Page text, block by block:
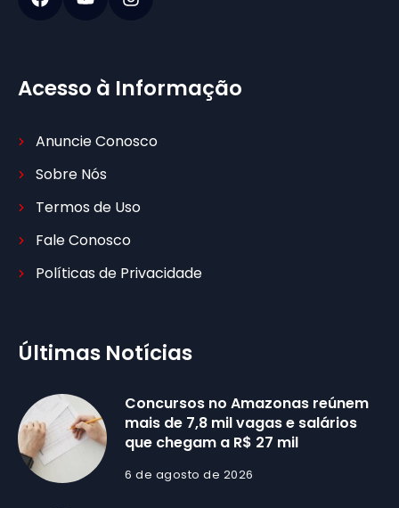
Acesso à Informação
Anuncie Conosco
Sobre Nós
Termos de Uso
Fale Conosco
Políticas de Privacidade
Últimas Notícias
Concursos no Amazonas reúnem
mais de 7,8 mil vagas e salários
que chegam a R$ 27 mil
6 de agosto de 2026